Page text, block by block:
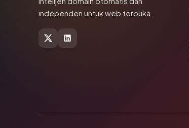
independen untuk web terbuka.